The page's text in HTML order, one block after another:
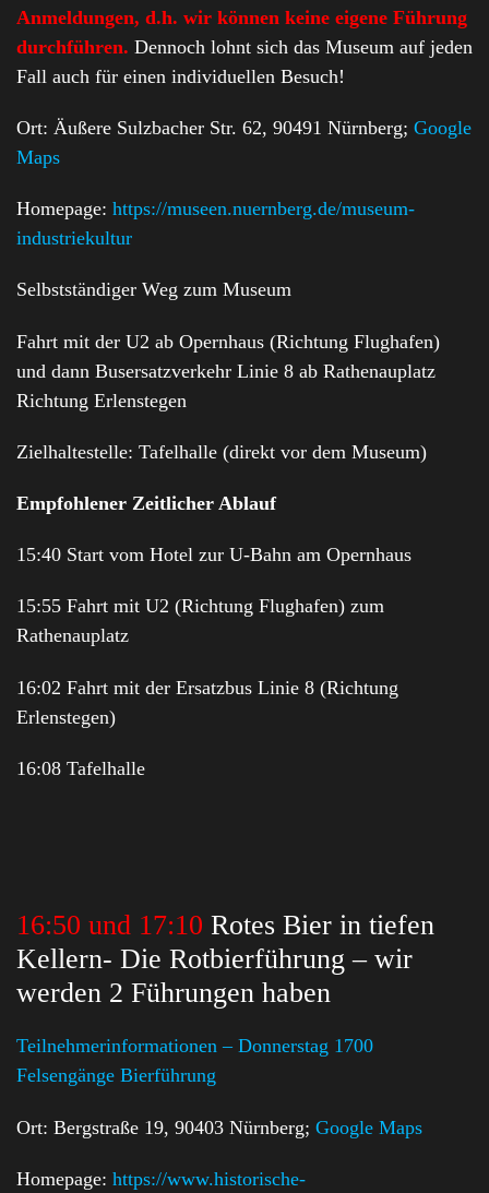
Anmeldungen, d.h. wir können keine eigene Führung
durchführen. Dennoch lohnt sich das Museum auf jeden
Fall auch für einen individuellen Besuch!
Ort: Äußere Sulzbacher Str. 62, 90491 Nürnberg; Google
Maps
Homepage: https://museen.nuernberg.de/museum-
industriekultur
Selbstständiger Weg zum Museum
Fahrt mit der U2 ab Opernhaus (Richtung Flughafen)
und dann Busersatzverkehr Linie 8 ab Rathenauplatz
Richtung Erlenstegen
Zielhaltestelle: Tafelhalle (direkt vor dem Museum)
Empfohlener Zeitlicher Ablauf
15:40 Start vom Hotel zur U-Bahn am Opernhaus
15:55 Fahrt mit U2 (Richtung Flughafen) zum
Rathenauplatz
16:02 Fahrt mit der Ersatzbus Linie 8 (Richtung
Erlenstegen)
16:08 Tafelhalle
16:50 und 17:10 Rotes Bier in tiefen
Kellern- Die Rotbierführung – wir
werden 2 Führungen haben
Teilnehmerinformationen – Donnerstag 1700
Felsengänge Bierführung
Ort: Bergstraße 19, 90403 Nürnberg; Google Maps
Homepage: https://www.historische-